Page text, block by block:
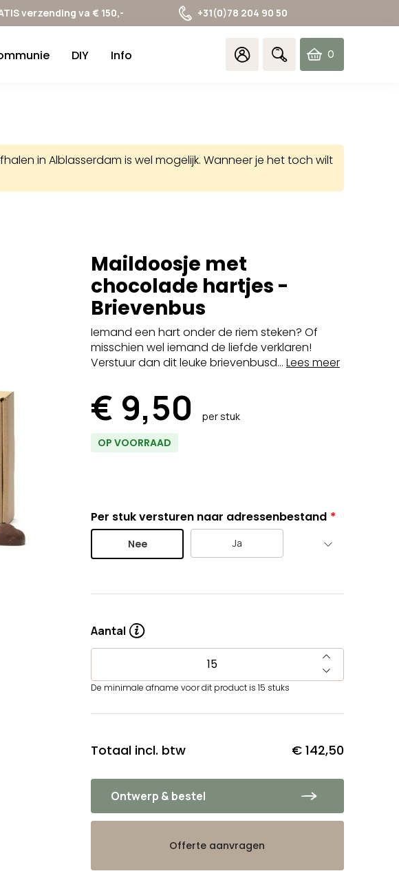
in Alblasserdam is wel mogelijk. Wanneer je het toch wilt
Maildoosje met
chocolade hartjes -
Brievenbus
Iemand een hart onder de riem steken? Of
misschien wel iemand de liefde verklaren!
Verstuur dan dit leuke brievenbusd... Lees meer
€ 9,50 per stuk
OP VOORRAAD
Ontwerp & bestel
Per stuk versturen naar adressenbestand
Nee Ja
Aantal
De minimale afname voor dit product is 15 stuks
Totaal incl. btw € 142,50
Offerte aanvragen
verzending va € 150,- +31(0)78 204 90 50
DIY Info 0